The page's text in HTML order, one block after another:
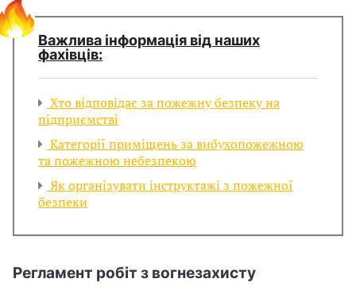
Важлива інформація від наших
фахівців:
Хто відповідає за пожежну безпеку на
підприємстві
Категорії приміщень за вибухопожежною
та пожежною небезпекою
Як організувати інструктажі з пожежної
безпеки
Регламент робіт з вогнезахисту